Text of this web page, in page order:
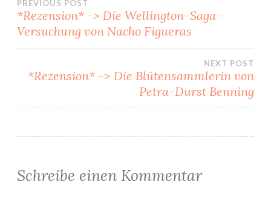
Beitragsnavigation
PREVIOUS POST
*Rezension* -> Die Wellington-Saga-
Versuchung von Nacho Figueras
NEXT POST
*Rezension* -> Die Blütensammlerin von
Petra-Durst Benning
Schreibe einen Kommentar